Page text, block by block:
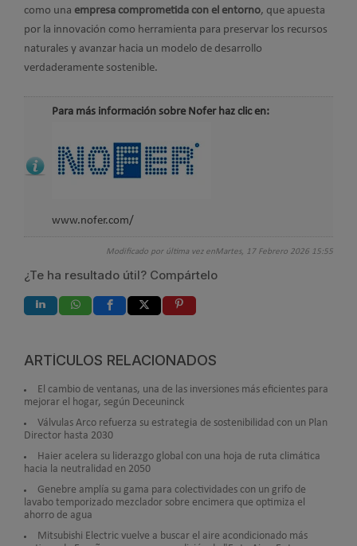
como una empresa comprometida con el entorno, que apuesta
por la innovación como herramienta para preservar los recursos
naturales y avanzar hacia un modelo de desarrollo
verdaderamente sostenible.
Para más información sobre Nofer haz clic en:
www.nofer.com/
Modificado por última vez enMartes, 17 Febrero 2026 15:55
¿Te ha resultado útil? Compártelo
ARTÍCULOS RELACIONADOS
El cambio de ventanas, una de las inversiones más eficientes para
mejorar el hogar, según Deceuninck
Válvulas Arco refuerza su estrategia de sostenibilidad con un Plan
Director hasta 2030
Haier acelera su liderazgo global con una hoja de ruta climática
hacia la neutralidad en 2050
Genebre amplía su gama para colectividades con un grifo de
lavabo temporizado mezclador sobre encimera que optimiza el
ahorro de agua
Mitsubishi Electric vuelve a buscar el aire acondicionado más